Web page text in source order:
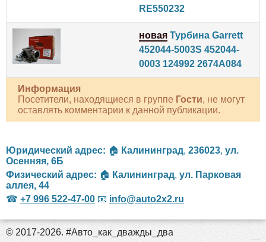
RE550232
новая Турбина Garrett
452044-5003S 452044-
0003 124992 2674A084
Информация
Посетители, находящиеся в группе Гости, не могут
оставлять комментарии к данной публикации.
Юридический адрес: 🏠 Калининград, 236023, ул.
Осенняя, 6Б
Физический адрес: 🏠 Калининград, ул. Парковая
аллея, 44
☎ +7 996 522-47-00 📧 info@auto2x2.ru
© 2017-2026. #Авто_как_дважды_два